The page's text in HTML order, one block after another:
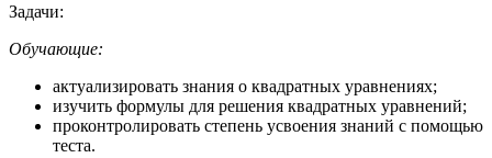
Задачи:
Обучающие:
актуализировать знания о квадратных уравнениях;
изучить формулы для решения квадратных уравнений;
проконтролировать степень усвоения знаний с помощью
теста.